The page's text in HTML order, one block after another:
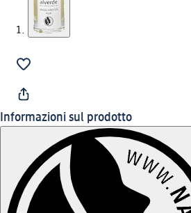
Informazioni sul prodotto